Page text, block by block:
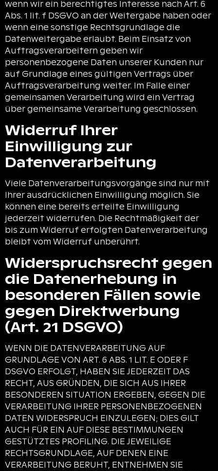
wenn wir ein berechtigtes Interesse nach Art. 6
Abs. 1 lit. f DSGVO an der Weitergabe haben oder
wenn eine sonstige Rechtsgrundlage die
Datenweitergabe erlaubt. Beim Einsatz von
Auftragsverarbeitern geben wir
personenbezogene Daten unserer Kunden nur
auf Grundlage eines gültigen Vertrags über
Auftragsverarbeitung weiter. Im Falle einer
gemeinsamen Verarbeitung wird ein Vertrag
über gemeinsame Verarbeitung geschlossen.
Widerruf Ihrer
Einwilligung zur
Datenverarbeitung
Viele Datenverarbeitungsvorgänge sind nur mit
Ihrer ausdrücklichen Einwilligung möglich. Sie
können eine bereits erteilte Einwilligung
jederzeit widerrufen. Die Rechtmäßigkeit der
bis zum Widerruf erfolgten Datenverarbeitung
bleibt vom Widerruf unberührt.
Widerspruchsrecht gegen
die Datenerhebung in
besonderen Fällen sowie
gegen Direktwerbung
(Art. 21 DSGVO)
WENN DIE DATENVERARBEITUNG AUF
GRUNDLAGE VON ART. 6 ABS. 1 LIT. E ODER F
DSGVO ERFOLGT, HABEN SIE JEDERZEIT DAS
RECHT, AUS GRÜNDEN, DIE SICH AUS IHRER
BESONDEREN SITUATION ERGEBEN, GEGEN DIE
VERARBEITUNG IHRER PERSONENBEZOGENEN
DATEN WIDERSPRUCH EINZULEGEN; DIES GILT
AUCH FÜR EIN AUF DIESE BESTIMMUNGEN
GESTÜTZTES PROFILING. DIE JEWEILIGE
RECHTSGRUNDLAGE, AUF DENEN EINE
VERARBEITUNG BERUHT, ENTNEHMEN SIE